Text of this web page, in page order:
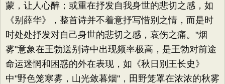
蒙，让人心醉；或重在抒发自我身世的悲切之感，如
《别薛华》，整首诗并不着意抒写惜别之情，而是时
时处处抒发对自己身世的悲切之感，哀伤之痛。"烟
雾"意象在王勃送别诗中出现频率极高，是王勃对前途
命运迷惘和困惑的外在表现，如《秋日别王长史》
中"野色笼寒雾，山光敛暮烟"，田野笼罩在浓浓的秋雾